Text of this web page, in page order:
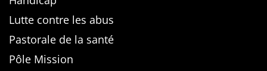
Lutte contre les abus
Pastorale de la santé
Pôle Mission